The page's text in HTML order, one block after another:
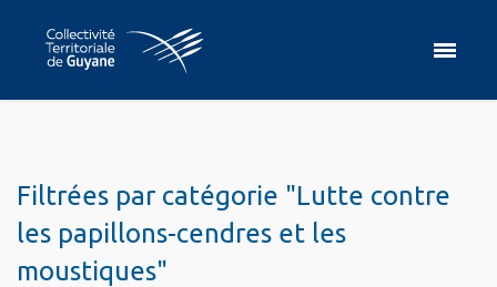
Filtrées par catégorie "Lutte contre
les papillons-cendres et les
moustiques"